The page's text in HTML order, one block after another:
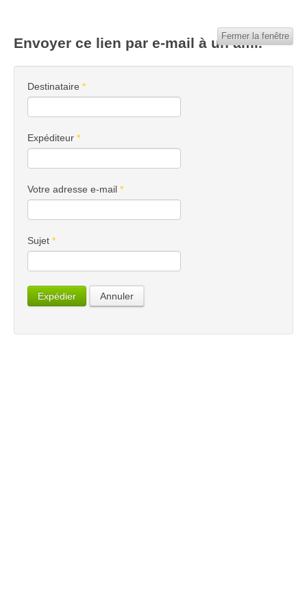
Envoyer ce lien par e-mail à un ami.
Fermer la fenêtre
Destinataire *
Expéditeur *
Votre adresse e-mail *
Sujet *
Expédier Annuler